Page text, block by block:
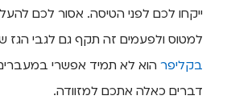
ייקחו לכם לפני הטיסה. אסור לכם
למטוס ולפעמים זה תקף גם לגבי הגז
בקליפר הוא לא תמיד אפשרי
דברים כאלה אתכם למזוודה.